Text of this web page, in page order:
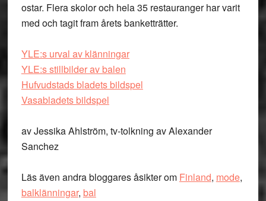
ostar. Flera skolor och hela 35 restauranger har varit
med och tagit fram årets banketträtter.
YLE:s urval av klänningar
YLE:s stillbilder av balen
Hufvudstads bladets bildspel
Vasabladets bildspel
av Jessika Ahlström, tv-tolkning av Alexander
Sanchez
Läs även andra bloggares åsikter om Finland, mode,
balklänningar, bal